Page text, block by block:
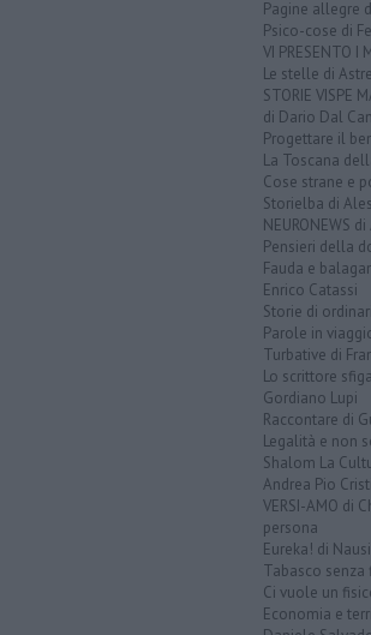
Pagine allegre
Psico-cose di
VI PRESENTO I
Le stelle di
STORIE VISPE
di Dario Dal
Progettare il
La Toscana
Cose strane e
Storielba di
NEURONEWS
Pensieri della
Fauda e
Enrico Catassi
Storie di
Parole in
Turbative di
Lo scrittore
Gordiano Lupi
Raccontare di
Legalità e non
Shalom La
Andrea Pio
VERSI-AMO di
persona
Eureka! di
Tabasco
Ci vuole un
Economia e